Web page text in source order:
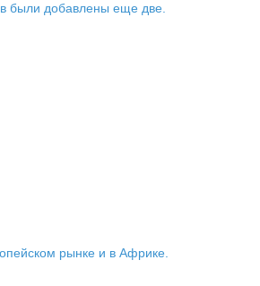
были добавлены еще две.
рынке и в Африке.